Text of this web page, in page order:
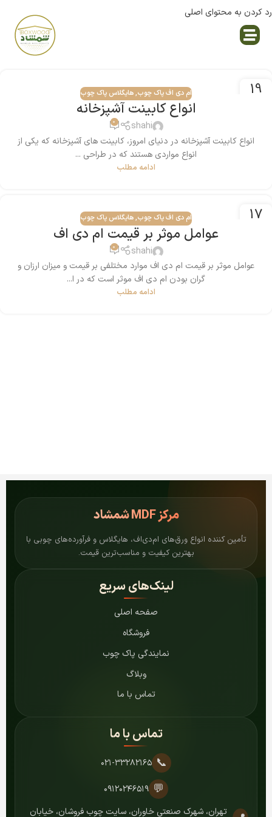
رد کردن به محتوای اصلی
19 ام دی اف پاک چوب,هایگلاس پاک چوب
انواع کابینت آشپزخانه
shahi
0
انواع کابینت آشپزخانه در دنیای امروز، کابینت‌ های آشپزخانه که یکی از
انواع مواردی هستند که در طراحی ...
ادامه مطلب
17 ام دی اف پاک چوب,هایگلاس پاک چوب
عوامل موثر بر قیمت ام دی اف
shahi
0
عوامل موثر بر قیمت ام دی اف موارد مختلفی بر قیمت و میزان ارزان و
گران بودن ام دی اف موثر است که در ا...
ادامه مطلب
مرکزMDF شمشاد
تأمین کننده انواع ورق‌های ام‌دی‌اف، هایگلاس و فرآورده‌های چوبی با
بهترین کیفیت و مناسب‌ترین قیمت.
لینک‌های سریع
صفحه اصلی
فروشگاه
نمایندگی پاک چوب
وبلاگ
تماس با ما
تماس با ما
📞 ۰۲۱-۳۳۲۸۲۱۶۵
💬 ۰۹۱۲۰۲۴۶۵۱۹
تهران، شهرک صنعتی خاوران، سایت چوب فروشان، خیابان